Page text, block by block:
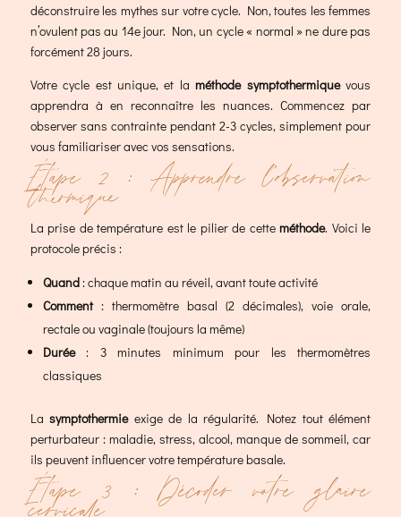
déconstruire les mythes sur votre cycle. Non, toutes les femmes
n’ovulent pas au 14e jour. Non, un cycle « normal » ne dure pas
forcément 28 jours.
Votre cycle est unique, et laméthode symptothermiquevous
apprendra à en reconnaître les nuances. Commencez par
observer sans contrainte pendant 2-3 cycles, simplement pour
vous familiariser avec vos sensations.
Étape 2 : Apprendre l’observation
thermique
La prise de température est le pilier de cetteméthode. Voici le
protocole précis :
Quand: chaque matin au réveil, avant toute activité
Comment: thermomètre basal (2 décimales), voie orale,
rectale ou vaginale (toujours la même)
Durée: 3 minutes minimum pour les thermomètres
classiques
La symptothermieexige de la régularité. Notez tout élément
perturbateur : maladie, stress, alcool, manque de sommeil, car
ils peuvent influencer votre température basale.
Étape 3 : Décoder votre glaire